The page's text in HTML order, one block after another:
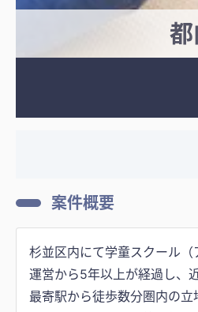
案件概要
杉並区内にて学童スクール（
運営から5年以上が経過し、
最寄駅から徒歩数分圏内の